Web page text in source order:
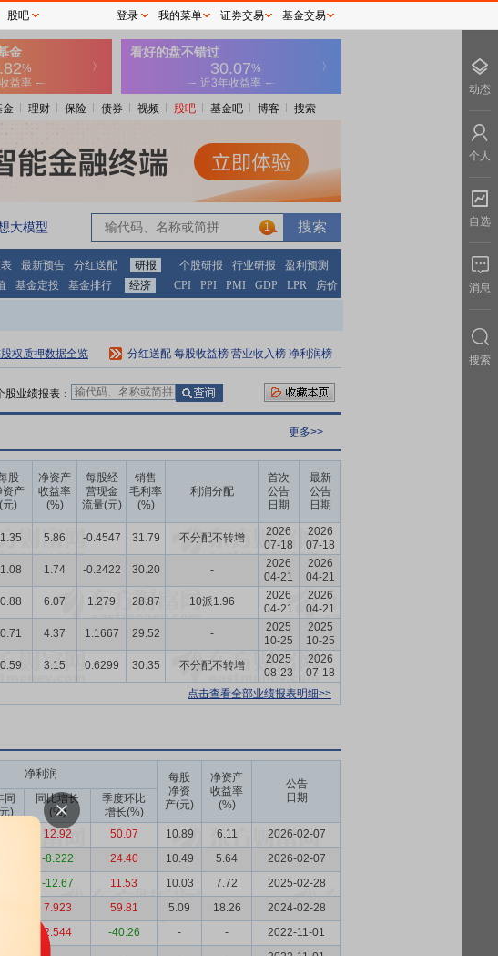
金 理财 保险 债券 视频 股吧 基金吧 博客 搜索
大模型 1
最新预告 分红送配 研报 个股研报 行业研报
盈利预测
基金定投 基金排行 经济 CPI PPI PMI GDP LPR 房价
权质押数据全览 分红送配 每股收益榜 营业收入榜 净利润榜
股业绩报表：
更多>>
股
资产
(元)
净资产
收益率
(%)
每股经
营现金
流量(元)
销售
毛利率
(%)
利润分配
首次
公告
日期
最新
公告
日期
5.86 -0.4547 31.79 不分配不转增
2026
07-18
2026
07-18
1.74 -0.2422 30.20 -
2026
04-21
2026
04-21
6.07 1.279 28.87 10派1.96
2026
04-21
2026
04-21
4.37 1.1667 29.52 -
2025
10-25
2025
10-25
3.15 0.6299 30.35 不分配不转增
2025
08-23
2026
07-18
点击查看全部业绩报表明细>>
净利润
每股
净资
产(元)
净资产
收益率
(%)
公告
日期
同
)
同比增长
(%)
季度环比
增长(%)
12.92 50.07 10.89 6.11
2026-02-07
-8.222 24.40 10.49 5.64
2026-02-07
-12.67 11.53 10.03 7.72
2025-02-28
7.923 59.81 5.09 18.26
2024-02-28
2.544 -40.26 - -
2022-11-01
股吧 登录 我的菜单 证券交易 基金交易
动态
个人
自选
消息
搜索